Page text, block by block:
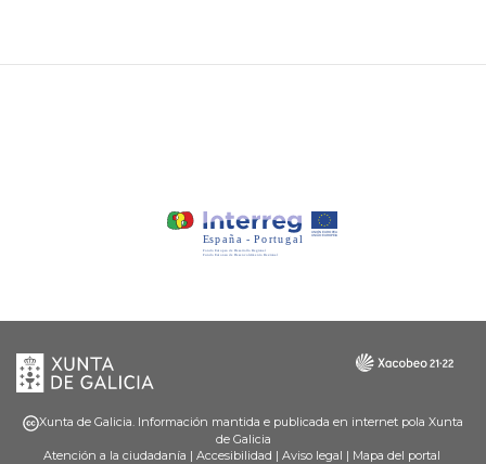
Xunta
de
Galicia
Galicia
Xunta de Galicia. Información mantida e publicada en internet pola Xunta
de Galicia
Atención a la ciudadanía | Accesibilidad | Aviso legal | Mapa del portal